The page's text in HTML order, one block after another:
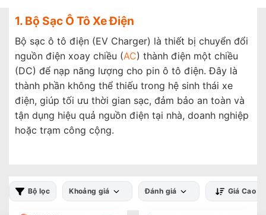
1. Bộ Sạc Ô Tô Xe Điện
Bộ sạc ô tô điện (EV Charger) là thiết bị chuyển đổi
nguồn điện xoay chiều (AC) thành điện một chiều
(DC) để nạp năng lượng cho pin ô tô điện. Đây là
thành phần không thể thiếu trong hệ sinh thái xe
điện, giúp tối ưu thời gian sạc, đảm bảo an toàn và
tận dụng hiệu quả nguồn điện tại nhà, doanh nghiệp
hoặc trạm công cộng.
Bộ lọc Khoảng giá Đánh giá Giá Cao -